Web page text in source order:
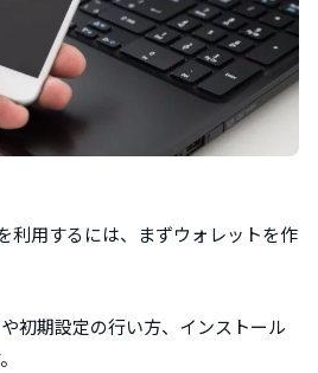
利用するには、まずウォレットを作
初期設定の行い方、インストール